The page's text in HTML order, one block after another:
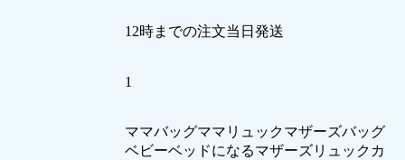
12時までの注文当日発送
1
ママバッグママリュックマザーズバッグ
ベビーベッドになるマザーズリュックカ